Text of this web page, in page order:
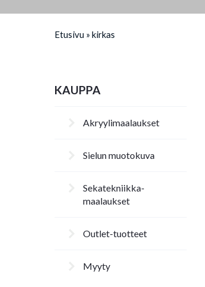
Etusivu » kirkas
KAUPPA
Akryylimaalaukset
Sielun muotokuva
Sekatekniikka-
maalaukset
Outlet-tuotteet
Myyty